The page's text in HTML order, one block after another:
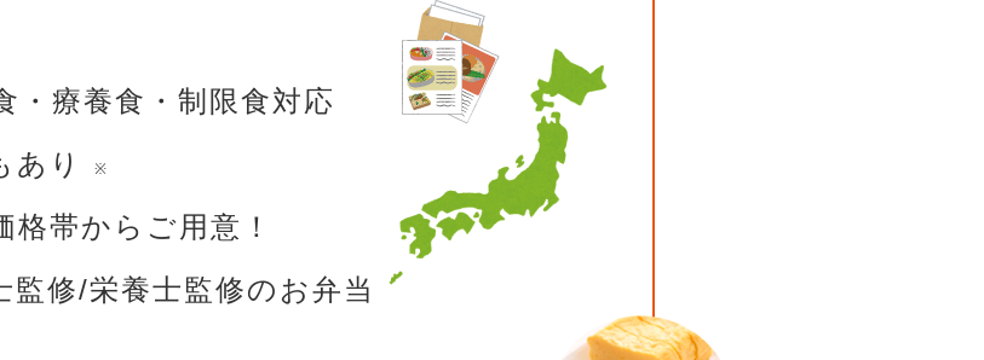
・療養食・制限食対応
あり
※
格帯からご用意！
監修/栄養士監修のお弁当